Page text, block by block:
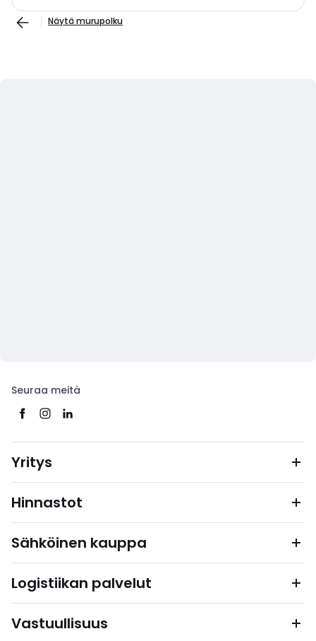
Näytä murupolku
Seuraa meitä
Yritys
Hinnastot
Sähköinen kauppa
Logistiikan palvelut
Vastuullisuus